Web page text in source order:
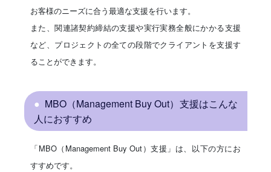
お客様のニーズに合う最適な支援を行います。
また、関連諸契約締結の支援や実行実務全般にかかる支援
など、プロジェクトの全ての段階でクライアントを支援す
ることができます。
MBO（Management Buy Out）支援はこんな
人におすすめ
「MBO（Management Buy Out）支援」は、以下の方にお
すすめです。